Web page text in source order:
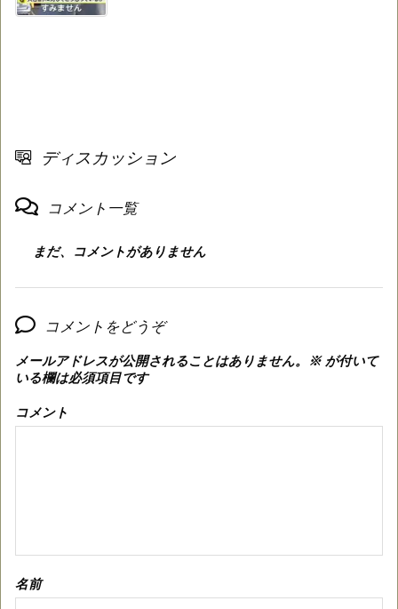
ディスカッション
コメント一覧
まだ、コメントがありません
コメントをどうぞ
メールアドレスが公開されることはありません。 ※が付いて
いる欄は必須項目です
コメント
名前